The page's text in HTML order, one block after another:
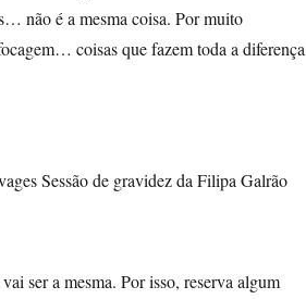
não é a mesma coisa. Por muito
coisas que fazem toda a diferença
ser a mesma. Por isso, reserva algum